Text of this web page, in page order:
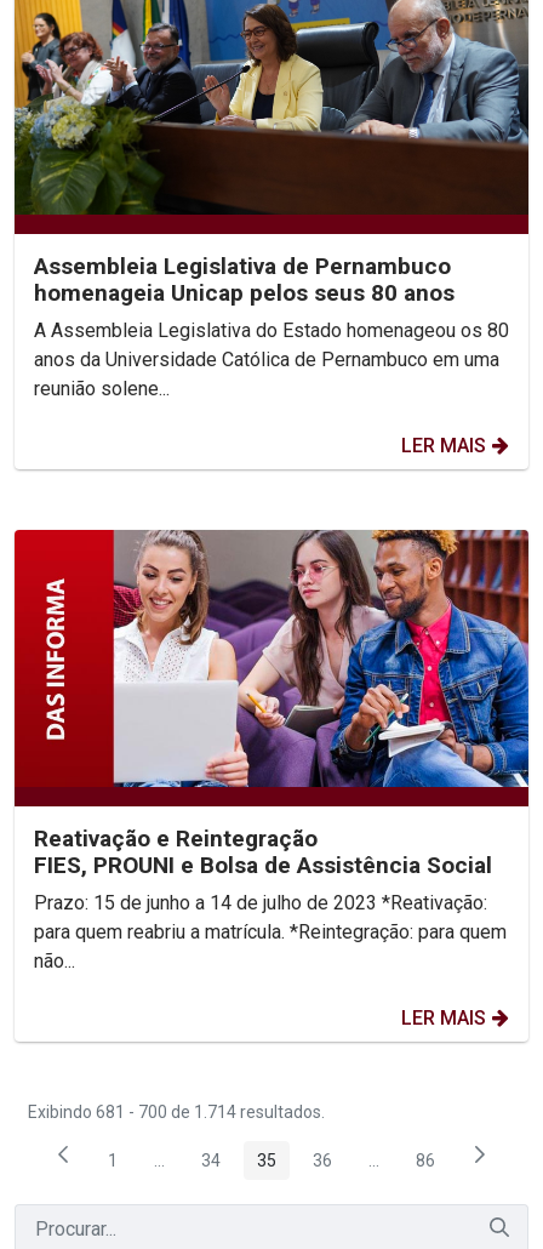
Assembleia Legislativa de Pernambuco
homenageia Unicap pelos seus 80 anos
A Assembleia Legislativa do Estado homenageou os 80
anos da Universidade Católica de Pernambuco em uma
reunião solene...
LER MAIS
Reativação e Reintegração
FIES, PROUNI e Bolsa de Assistência Social
Prazo: 15 de junho a 14 de julho de 2023 *Reativação:
para quem reabriu a matrícula. *Reintegração: para quem
não...
LER MAIS
Exibindo 681 - 700 de 1.714 resultados.
Página
1 Páginas intermediárias Usar ABA para navegar.
Página
34 Página
35 Página
36 PáginasPágina
86